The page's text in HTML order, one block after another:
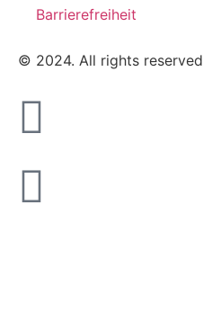
Barrierefreiheit
© 2024. All rights reserved